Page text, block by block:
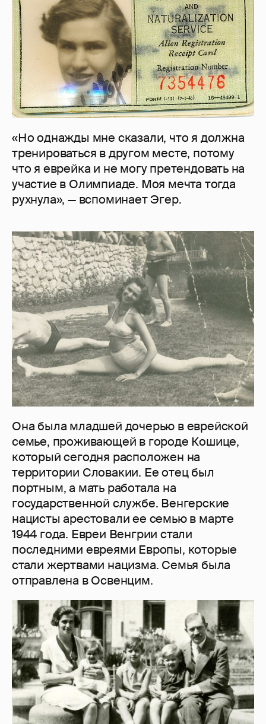
«Но однажды мне сказали, что я должна
тренироваться в другом месте, потому
что я еврейка и не могу претендовать на
участие в Олимпиаде. Моя мечта тогда
рухнула», — вспоминает Эгер.
Она была младшей дочерью в еврейской
семье, проживающей в городе Кошице,
который сегодня расположен на
территории Словакии. Ее отец был
портным, а мать работала на
государственной службе. Венгерские
нацисты арестовали ее семью в марте
1944 года. Евреи Венгрии стали
последними евреями Европы, которые
стали жертвами нацизма. Семья была
отправлена в Освенцим.